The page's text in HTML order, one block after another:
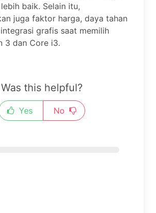
baik. Selain itu,
juga faktor harga, daya tahan
grafis saat memilih
3 dan Core i3.
Was this helpful?
Yes No